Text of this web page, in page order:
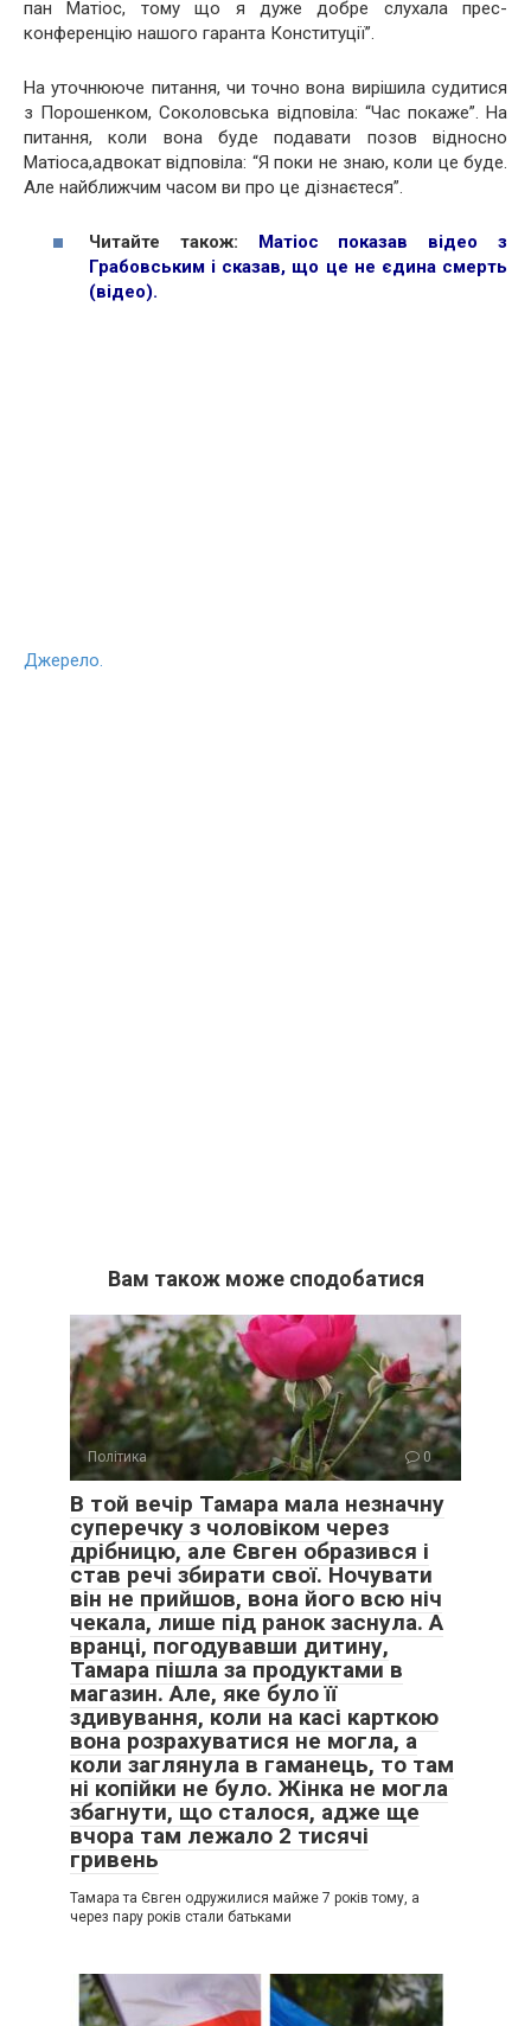
пан Матіос, тому що я дуже добре слухала прес-
конференцію нашого гаранта Конституції”.
На уточнююче питання, чи точно вона вирішила судитися
з Порошенком, Соколовська відповіла: “Час покаже”. На
питання, коли вона буде подавати позов відносно
Матіоса,адвокат відповіла: “Я поки не знаю, коли це буде.
Але найближчим часом ви про це дізнаєтеся”.
Читайте також: Матіос показав відео з
Грабовським і сказав, що це не єдина смерть
(відео).
Джерело.
Вам також може сподобатися
Політика 0
В той вечір Тамара мала незначну
суперечку з чоловіком через
дрібницю, але Євген образився і
став речі збирати свої. Ночувати
він не прийшов, вона його всю ніч
чекала, лише під ранок заснула. А
вранці, погодувавши дитину,
Тамара пішла за продуктами в
магазин. Але, яке було її
здивування, коли на касі карткою
вона розрахуватися не могла, а
коли заглянула в гаманець, то там
ні копійки не було. Жінка не могла
збагнути, що сталося, адже ще
вчора там лежало 2 тисячі
гривень
Тамара та Євген одружилися майже 7 років тому, а
через пару років стали батьками